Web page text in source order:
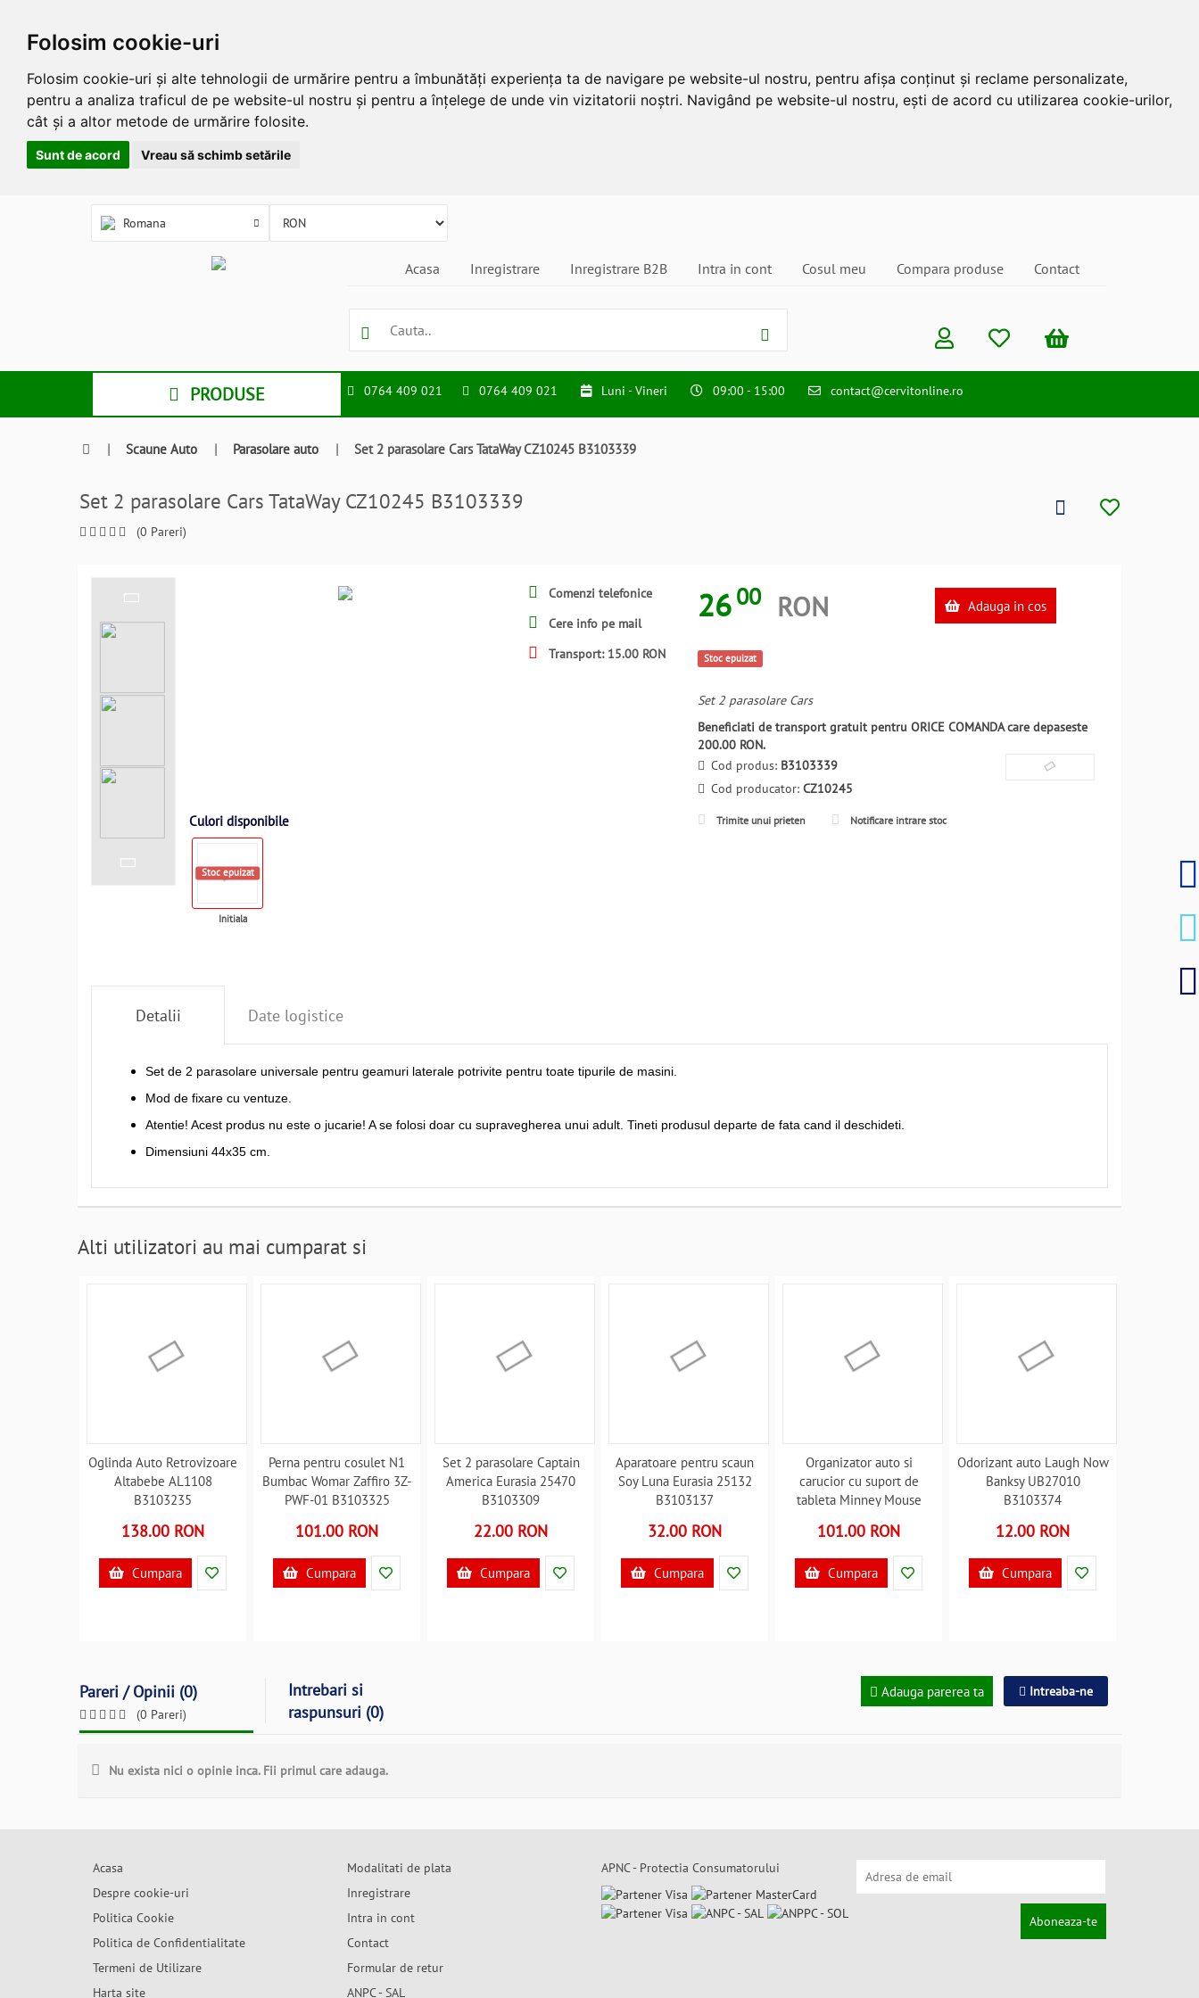
Folosim cookie-uri
Folosim cookie-uri și alte tehnologii de urmărire pentru a îmbunătăți experiența ta de navigare pe website-ul nostru, pentru afișa conținut și reclame personalizate,
pentru a analiza traficul de pe website-ul nostru și pentru a înțelege de unde vin vizitatorii noștri. Navigând pe website-ul nostru, ești de acord cu utilizarea cookie-urilor,
cât și a altor metode de urmărire folosite.
Sunt de acord Vreau să schimb setările
Romana
Acasa Inregistrare Inregistrare B2B Intra in cont Cosul meu Compara produse Contact
PRODUSE 0764 409 021 0764 409 021 Luni - Vineri 09:00 - 15:00 contact@cervitonline.ro
| Scaune Auto | Parasolare auto | Set 2 parasolare Cars TataWay CZ10245 B3103339
Set 2 parasolare Cars TataWay CZ10245 B3103339
(0 Pareri)
Culori disponibile
Stoc epuizat
Initiala
Comenzi telefonice
Cere info pe mail
Transport: 15.00 RON
2600 RON Adauga in cos
Stoc epuizat
Set 2 parasolare Cars
Beneficiati de transport gratuit pentru ORICE COMANDA care depaseste
200.00 RON.
Cod produs: B3103339
Cod producator: CZ10245
Trimite unui prieten Notificare intrare stoc
Detalii Date logistice
Set de 2 parasolare universale pentru geamuri laterale potrivite pentru toate tipurile de masini.
Mod de fixare cu ventuze.
Atentie! Acest produs nu este o jucarie! A se folosi doar cu supravegherea unui adult. Tineti produsul departe de fata cand il deschideti.
Dimensiuni 44x35 cm.
Alti utilizatori au mai cumparat si
Oglinda Auto Retrovizoare
Altabebe AL1108
B3103235
138.00 RON
Cumpara
Perna pentru cosulet N1
Bumbac Womar Zaffiro 3Z-
PWF-01 B3103325
101.00 RON
Cumpara
Set 2 parasolare Captain
America Eurasia 25470
B3103309
22.00 RON
Cumpara
Aparatoare pentru scaun
Soy Luna Eurasia 25132
B3103137
32.00 RON
Cumpara
Organizator auto si
carucior cu suport de
tableta Minney Mouse
B3103504
101.00 RON
Cumpara
Odorizant auto Laugh Now
Banksy UB27010
B3103374
12.00 RON
Cumpara
Pareri / Opinii (0)
(0 Pareri)
Intrebari si
raspunsuri (0)
Adauga parerea ta Intreaba-ne
Nu exista nici o opinie inca. Fii primul care adauga.
Acasa
Despre cookie-uri
Politica Cookie
Politica de Confidentialitate
Termeni de Utilizare
Harta site
Modalitati de plata
Inregistrare
Intra in cont
Contact
Formular de retur
ANPC - SAL
APNC - Protectia Consumatorului
Aboneaza-te